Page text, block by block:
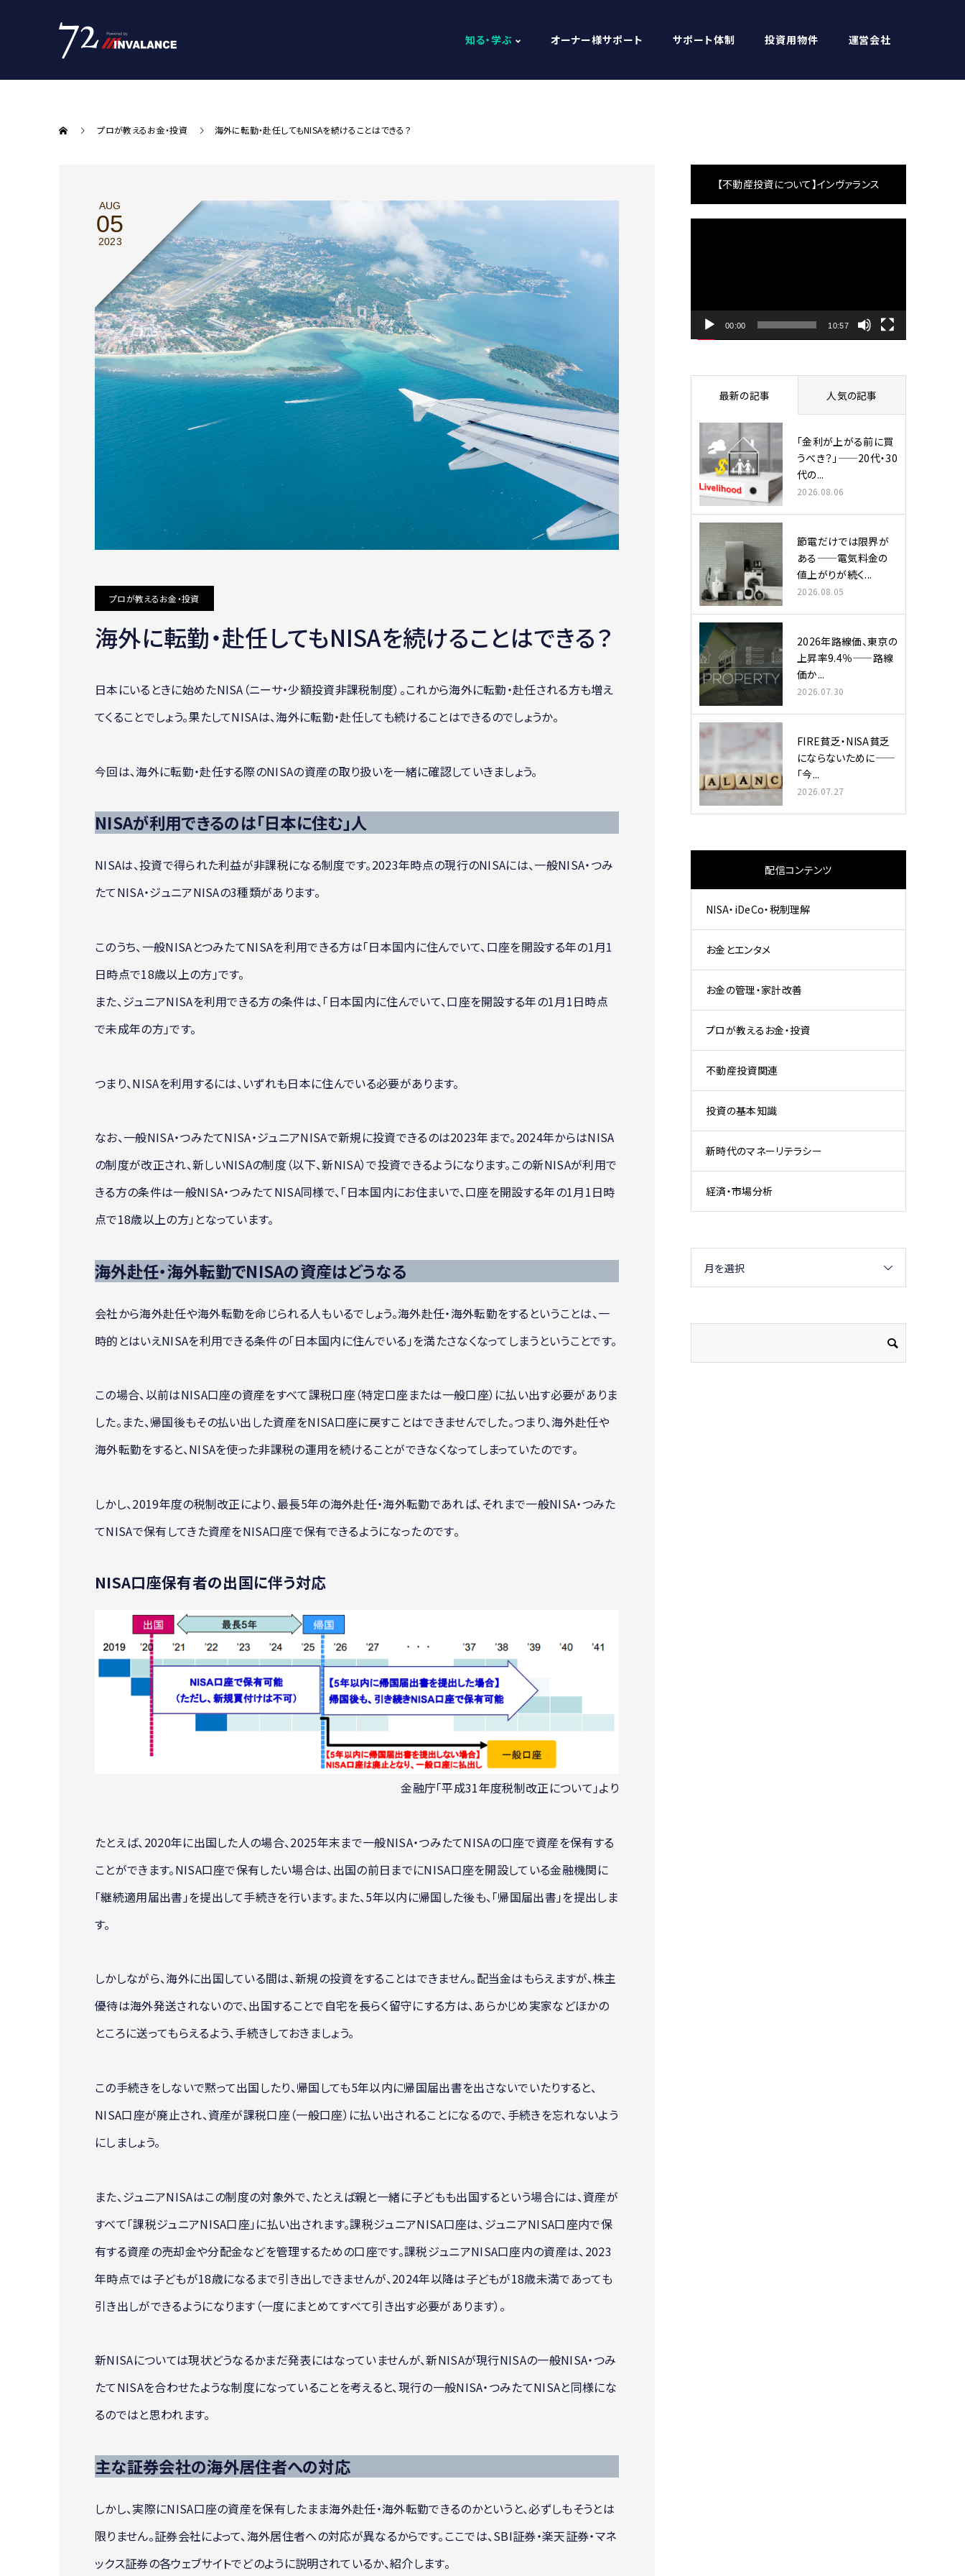
知る・学ぶ オーナー様サポート サポート体制 投資用物件 運営会社
プロが教えるお金・投資 海外に転勤・赴任してもNISAを続けることはできる？
AUG
05
2023
プロが教えるお金・投資
海外に転勤・赴任してもNISAを続けることはできる？
日本にいるときに始めたNISA（ニーサ・少額投資非課税制度）。これから海外に転勤・赴任される方も増え
てくることでしょう。果たしてNISAは、海外に転勤・赴任しても続けることはできるのでしょうか。
今回は、海外に転勤・赴任する際のNISAの資産の取り扱いを一緒に確認していきましょう。
NISAが利用できるのは「日本に住む」人
NISAは、投資で得られた利益が非課税になる制度です。2023年時点の現行のNISAには、一般NISA・つみ
たてNISA・ジュニアNISAの3種類があります。
このうち、一般NISAとつみたてNISAを利用できる方は「日本国内に住んでいて、口座を開設する年の1月1
日時点で18歳以上の方」です。
また、ジュニアNISAを利用できる方の条件は、「日本国内に住んでいて、口座を開設する年の1月1日時点
で未成年の方」です。
つまり、NISAを利用するには、いずれも日本に住んでいる必要があります。
なお、一般NISA・つみたてNISA・ジュニアNISAで新規に投資できるのは2023年まで。2024年からはNISA
の制度が改正され、新しいNISAの制度（以下、新NISA）で投資できるようになります。この新NISAが利用で
きる方の条件は一般NISA・つみたてNISA同様で、「日本国内にお住まいで、口座を開設する年の1月1日時
点で18歳以上の方」となっています。
海外赴任・海外転勤でNISAの資産はどうなる
会社から海外赴任や海外転勤を命じられる人もいるでしょう。海外赴任・海外転勤をするということは、一
時的とはいえNISAを利用できる条件の「日本国内に住んでいる」を満たさなくなってしまうということです。
この場合、以前はNISA口座の資産をすべて課税口座（特定口座または一般口座）に払い出す必要がありま
した。また、帰国後もその払い出した資産をNISA口座に戻すことはできませんでした。つまり、海外赴任や
海外転勤をすると、NISAを使った非課税の運用を続けることができなくなってしまっていたのです。
しかし、2019年度の税制改正により、最長5年の海外赴任・海外転勤であれば、それまで一般NISA・つみた
てNISAで保有してきた資産をNISA口座で保有できるようになったのです。
NISA口座保有者の出国に伴う対応
金融庁「平成31年度税制改正について」より
たとえば、2020年に出国した人の場合、2025年末まで一般NISA・つみたてNISAの口座で資産を保有する
ことができます。NISA口座で保有したい場合は、出国の前日までにNISA口座を開設している金融機関に
「継続適用届出書」を提出して手続きを行います。また、5年以内に帰国した後も、「帰国届出書」を提出しま
す。
しかしながら、海外に出国している間は、新規の投資をすることはできません。配当金はもらえますが、株主
優待は海外発送されないので、出国することで自宅を長らく留守にする方は、あらかじめ実家などほかの
ところに送ってもらえるよう、手続きしておきましょう。
この手続きをしないで黙って出国したり、帰国しても5年以内に帰国届出書を出さないでいたりすると、
NISA口座が廃止され、資産が課税口座（一般口座）に払い出されることになるので、手続きを忘れないよう
にしましょう。
また、ジュニアNISAはこの制度の対象外で、たとえば親と一緒に子どもも出国するという場合には、資産が
すべて「課税ジュニアNISA口座」に払い出されます。課税ジュニアNISA口座は、ジュニアNISA口座内で保
有する資産の売却金や分配金などを管理するための口座です。課税ジュニアNISA口座内の資産は、2023
年時点では子どもが18歳になるまで引き出しできませんが、2024年以降は子どもが18歳未満であっても
引き出しができるようになります（一度にまとめてすべて引き出す必要があります）。
新NISAについては現状どうなるかまだ発表にはなっていませんが、新NISAが現行NISAの一般NISA・つみ
たてNISAを合わせたような制度になっていることを考えると、現行の一般NISA・つみたてNISAと同様にな
るのではと思われます。
主な証券会社の海外居住者への対応
しかし、実際にNISA口座の資産を保有したまま海外赴任・海外転勤できるのかというと、必ずしもそうとは
限りません。証券会社によって、海外居住者への対応が異なるからです。ここでは、SBI証券・楽天証券・マネ
ックス証券の各ウェブサイトでどのように説明されているか、紹介します。
【不動産投資について】インヴァランス
ー
00:00 10:57
最新の記事 人気の記事
「金利が上がる前に買
うべき？」——20代・30
代の...
2026.08.06
節電だけでは限界が
ある——電気料金の
値上がりが続く...
2026.08.05
2026年路線価、東京の
上昇率9.4％——路線
価か...
2026.07.30
FIRE貧乏・NISA貧乏
にならないために——
「今...
2026.07.27
配信コンテンツ
NISA・iDeCo・税制理解
お金とエンタメ
お金の管理・家計改善
プロが教えるお金・投資
不動産投資関連
投資の基本知識
新時代のマネーリテラシー
経済・市場分析
月を選択